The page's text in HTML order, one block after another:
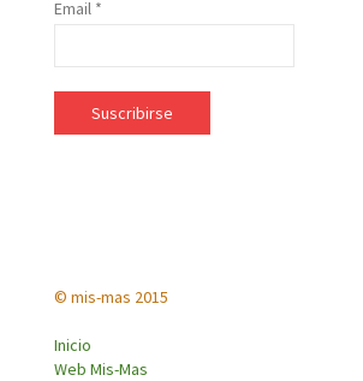
Email *
© mis-mas 2015
Inicio
Web Mis-Mas